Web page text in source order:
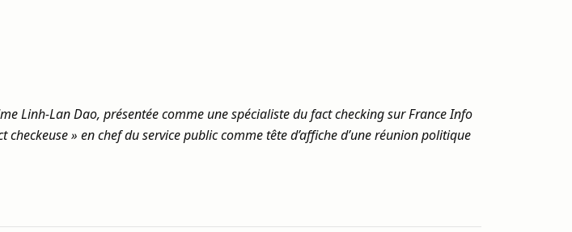
Linh-Lan Dao, présentée comme une spécialiste du fact checking sur France Info
» en chef du service public comme tête d’affiche d’une réunion politique